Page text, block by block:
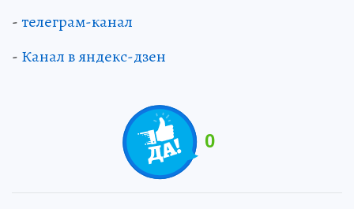
-телеграм-канал
- Канал в яндекс-дзен
0